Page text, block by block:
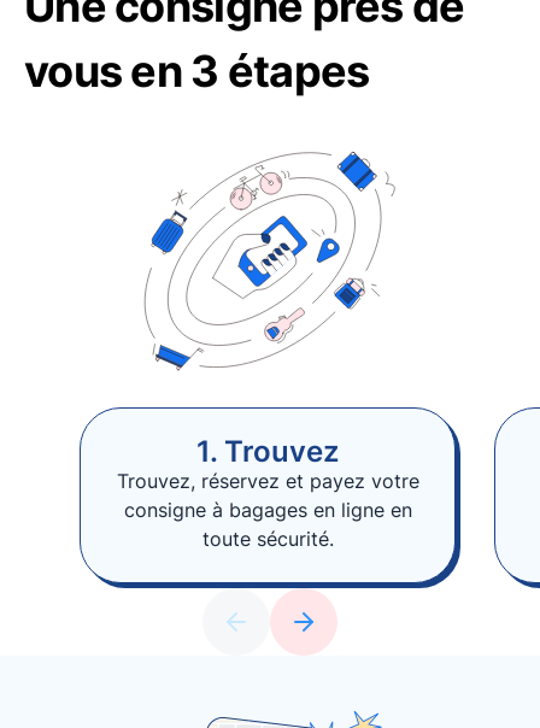
vous en 3 étapes
1. Trouvez
Trouvez, réservez et payez votre
consigne à bagages en ligne en
toute sécurité.